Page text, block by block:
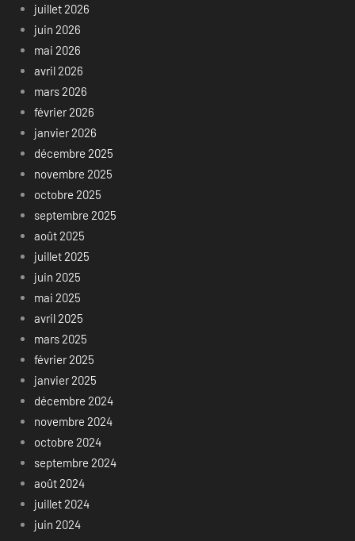
juillet 2026
juin 2026
mai 2026
avril 2026
mars 2026
février 2026
janvier 2026
décembre 2025
novembre 2025
octobre 2025
septembre 2025
août 2025
juillet 2025
juin 2025
mai 2025
avril 2025
mars 2025
février 2025
janvier 2025
décembre 2024
novembre 2024
octobre 2024
septembre 2024
août 2024
juillet 2024
juin 2024